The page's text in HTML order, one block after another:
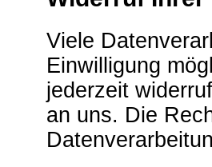
Viele
Einwilligung
jederzeit
an uns. Die